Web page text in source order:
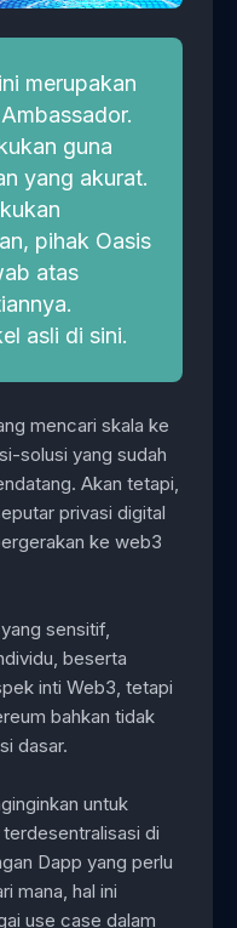
merupakan
guna
yang akurat.
pihak Oasis
atas
asli di sini.
mencari skala ke
solusi yang sudah
Akan tetapi,
privasi digital
ke web3
sensitif,
beserta
inti Web3, tetapi
bahkan tidak
dasar.
untuk
di
Dapp yang perlu
mana, hal ini
use case dalam